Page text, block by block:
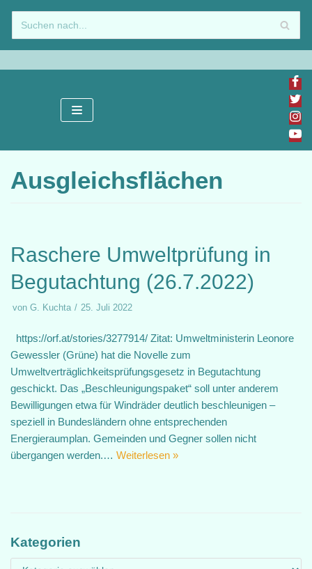
Zum
Inhalt
springen
Ausgleichsflächen
Raschere Umweltprüfung in
Begutachtung (26.7.2022)
von G. Kuchta 25. Juli 2022
https://orf.at/stories/3277914/ Zitat: Umweltministerin Leonore
Gewessler (Grüne) hat die Novelle zum
Umweltverträglichkeitsprüfungsgesetz in Begutachtung
geschickt. Das „Beschleunigungspaket“ soll unter anderem
Bewilligungen etwa für Windräder deutlich beschleunigen –
speziell in Bundesländern ohne entsprechenden
Energieraumplan. Gemeinden und Gegner sollen nicht
übergangen werden.… Weiterlesen »
Kategorien